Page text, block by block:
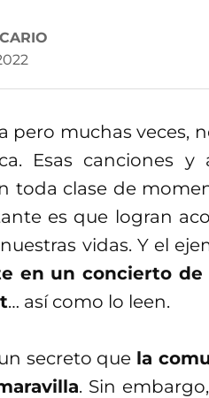
pero muchas veces,
Esas canciones
toda clase de
es que logran
vidas. Y el
en un concierto de
… así como lo leen.
secreto que la
. Sin